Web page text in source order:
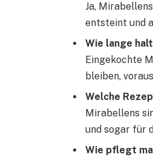
Ja,
entsteint und
Wie lange
Eingekochte
bleiben,
Welche
Mirabellens
und sogar für
Wie pflegt